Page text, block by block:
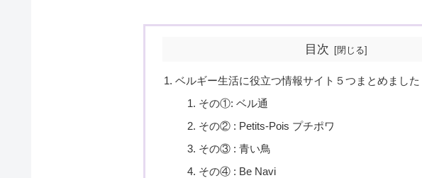
目次
ベルギー生活に役立つ情報サイト５つまとめました
その①: ベル通
その② : Petits-Pois プチポワ
その③ : 青い鳥
その④ : Be Navi